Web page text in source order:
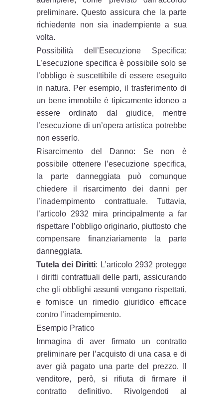
preliminare. Questo assicura che la parte
richiedente non sia inadempiente a sua
volta.
Possibilità dell’Esecuzione Specifica:
L’esecuzione specifica è possibile solo se
l’obbligo è suscettibile di essere eseguito
in natura. Per esempio, il trasferimento di
un bene immobile è tipicamente idoneo a
essere ordinato dal giudice, mentre
l’esecuzione di un’opera artistica potrebbe
non esserlo.
Risarcimento del Danno: Se non è
possibile ottenere l’esecuzione specifica,
la parte danneggiata può comunque
chiedere il risarcimento dei danni per
l’inadempimento contrattuale. Tuttavia,
l’articolo 2932 mira principalmente a far
rispettare l’obbligo originario, piuttosto che
compensare finanziariamente la parte
danneggiata.
Tutela dei Diritti: L’articolo 2932 protegge
i diritti contrattuali delle parti, assicurando
che gli obblighi assunti vengano rispettati,
e fornisce un rimedio giuridico efficace
contro l’inadempimento.
Esempio Pratico
Immagina di aver firmato un contratto
preliminare per l’acquisto di una casa e di
aver già pagato una parte del prezzo. Il
venditore, però, si rifiuta di firmare il
contratto definitivo. Rivolgendoti al